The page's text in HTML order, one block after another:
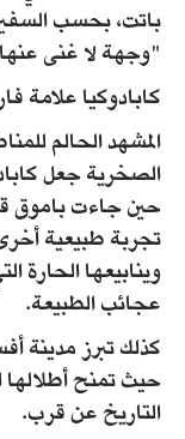
باتت، بحسب
"وجهة لا غنى
كابادوكيا علامة
المشهد الحالم
الصخرية جعل
حين جاءت باموق
تجربة طبيعية
وينابيعها الحارة
عجائب الطبيعة.
كذلك تبرز مدينة
حيث تمنح أطلالها
التاريخ عن قرب.